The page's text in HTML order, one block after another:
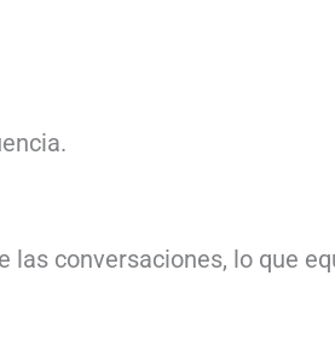
las conversaciones, lo que